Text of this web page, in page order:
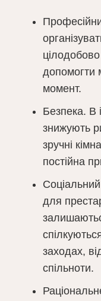
допомогти
момент.
Безпека. В
знижують
зручні
постійна
для
заходах,
спільноти.